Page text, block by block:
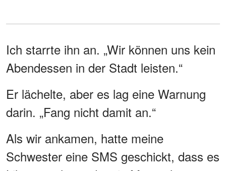
Ich starrte ihn an. „Wir können uns kein
Abendessen in der Stadt leisten.“
Er lächelte, aber es lag eine Warnung
darin. „Fang nicht damit an.“
Als wir ankamen, hatte meine
Schwester eine SMS geschickt, dass es